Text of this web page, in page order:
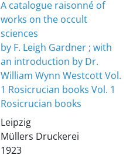
A catalogue raisonné of
works on the occult
sciences
by F. Leigh Gardner ; with
an introduction by Dr.
William Wynn WestcottVol.
1 Rosicrucian books Vol. 1
Rosicrucian books
Leipzig
Müllers Druckerei
1923